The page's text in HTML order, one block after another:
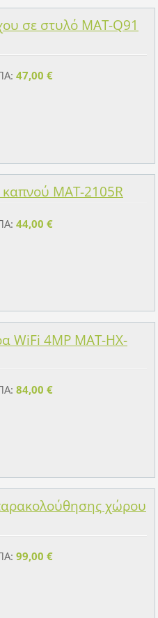
σε στυλό MAT-Q91
47,00 €
MAT-2105R
44,00 €
WiFi 4MP MAT-HX-
84,00 €
χώρου
99,00 €